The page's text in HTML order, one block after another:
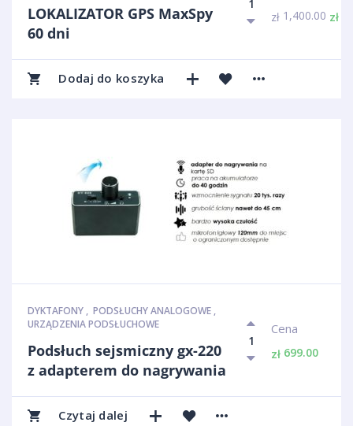
LOKALIZATOR GPS MaxSpy
60 dni
zł 1,400.00 zł
Dodaj do koszyka
DYKTAFONY , PODSŁUCHY ANALOGOWE ,
URZĄDZENIA PODSŁUCHOWE
Podsłuch sejsmiczny gx-220
z adapterem do nagrywania
Cena
zł 699.00
Czytaj dalej